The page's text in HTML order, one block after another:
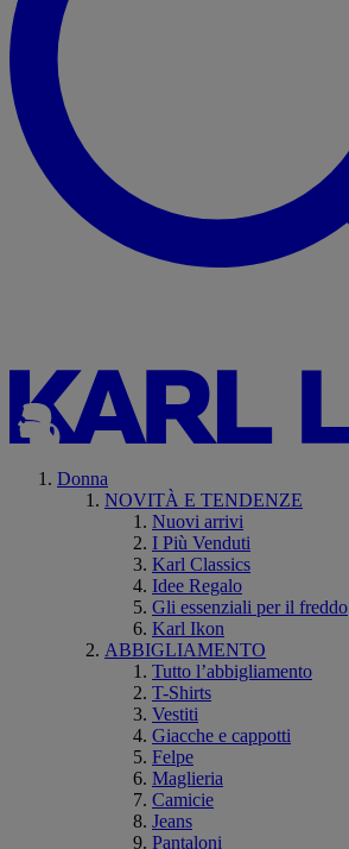
Donna
NOVITÀ E TENDENZE
Nuovi arrivi
I Più Venduti
Karl Classics
Idee Regalo
Gli essenziali per il freddo
Karl Ikon
ABBIGLIAMENTO
Tutto l’abbigliamento
T-Shirts
Vestiti
Giacche e cappotti
Felpe
Maglieria
Camicie
Jeans
Pantaloni